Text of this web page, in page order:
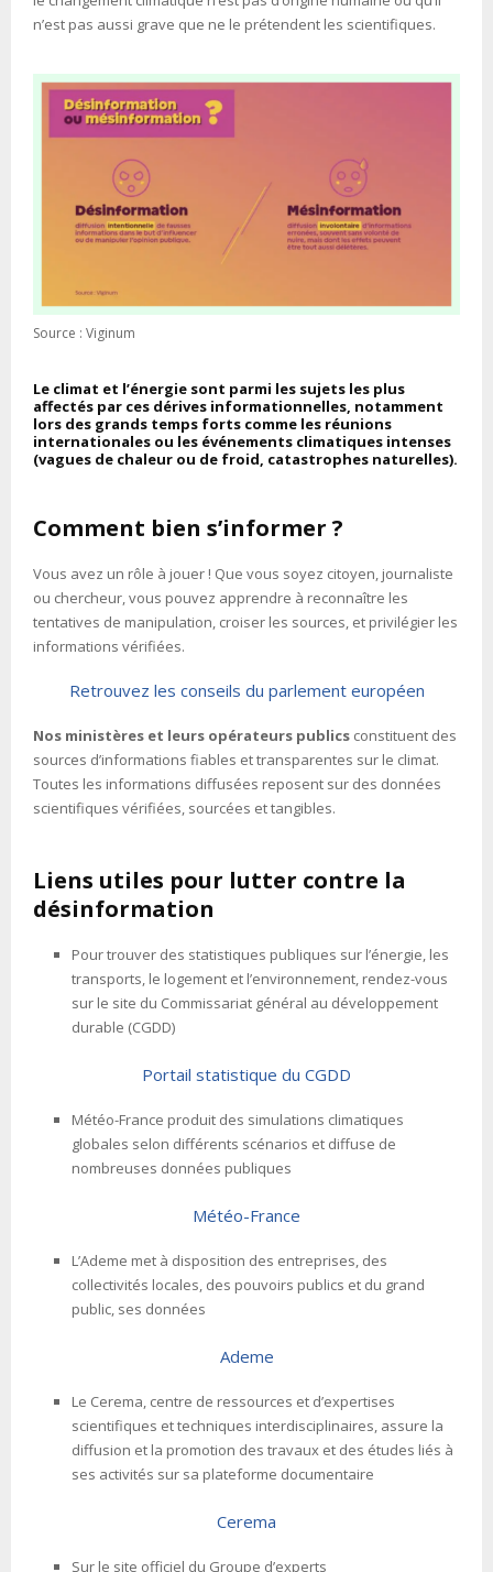
n’est pas aussi grave que ne le prétendent les scientifiques.
Source : Viginum
Le climat et l’énergie sont parmi les sujets les plus
affectés par ces dérives informationnelles, notamment
lors des grands temps forts comme les réunions
internationales ou les événements climatiques intenses
(vagues de chaleur ou de froid, catastrophes naturelles).
Comment bien s’informer ?
Vous avez un rôle à jouer ! Que vous soyez citoyen, journaliste
ou chercheur, vous pouvez apprendre à reconnaître les
tentatives de manipulation, croiser les sources, et privilégier les
informations vérifiées.
Retrouvez les conseils du parlement européen
Nos ministères et leurs opérateurs publics constituent des
sources d’informations fiables et transparentes sur le climat.
Toutes les informations diffusées reposent sur des données
scientifiques vérifiées, sourcées et tangibles.
Liens utiles pour lutter contre la
désinformation
Pour trouver des statistiques publiques sur l’énergie, les
transports, le logement et l’environnement, rendez-vous
sur le site du Commissariat général au développement
durable (CGDD)
Portail statistique du CGDD
Météo-France produit des simulations climatiques
globales selon différents scénarios et diffuse de
nombreuses données publiques
Météo-France
L’Ademe met à disposition des entreprises, des
collectivités locales, des pouvoirs publics et du grand
public, ses données
Ademe
Le Cerema, centre de ressources et d’expertises
scientifiques et techniques interdisciplinaires, assure la
diffusion et la promotion des travaux et des études liés à
ses activités sur sa plateforme documentaire
Cerema
Sur le site officiel du Groupe d’experts